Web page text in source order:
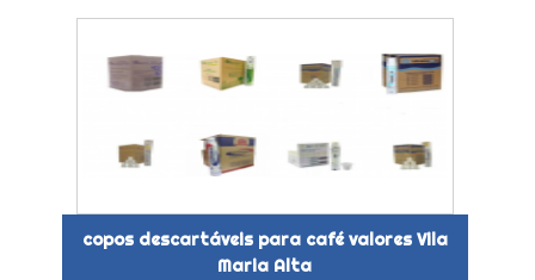
copos descartáveis para café valores Vila
Maria Alta